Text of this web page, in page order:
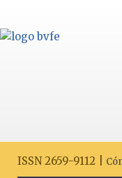
ISSN 2659-9112 |